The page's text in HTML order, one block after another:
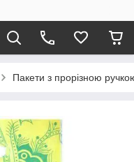
Пакети з прорізною